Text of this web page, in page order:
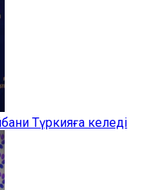
Түркияға келеді